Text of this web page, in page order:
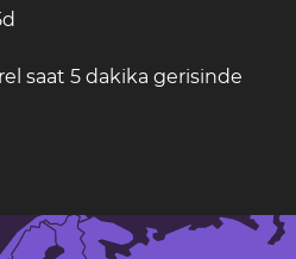
saat 5 dakika gerisinde